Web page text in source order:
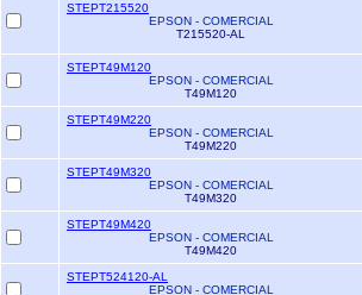
STEPT215520
EPSON - COMERCIAL
T215520-AL
STEPT49M120
EPSON - COMERCIAL
T49M120
STEPT49M220
EPSON - COMERCIAL
T49M220
STEPT49M320
EPSON - COMERCIAL
T49M320
STEPT49M420
EPSON - COMERCIAL
T49M420
STEPT524120-AL
EPSON - COMERCIAL